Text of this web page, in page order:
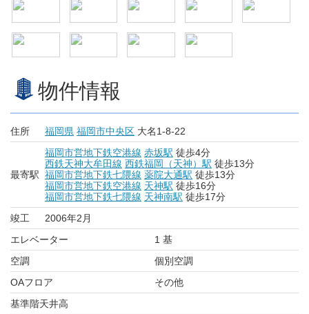
物件情報
住所 福岡県 福岡市中央区 大名1-8-22
最寄駅
福岡市営地下鉄空港線 赤坂駅 徒歩4分
西鉄天神大牟田線 西鉄福岡（天神）駅 徒歩13分
福岡市営地下鉄七隈線 薬院大通駅 徒歩13分
福岡市営地下鉄空港線 天神駅 徒歩16分
福岡市営地下鉄七隈線 天神南駅 徒歩17分
竣工
2006年2月
エレベーター
1 基
空調
個別空調
OAフロア
その他
基準階天井高